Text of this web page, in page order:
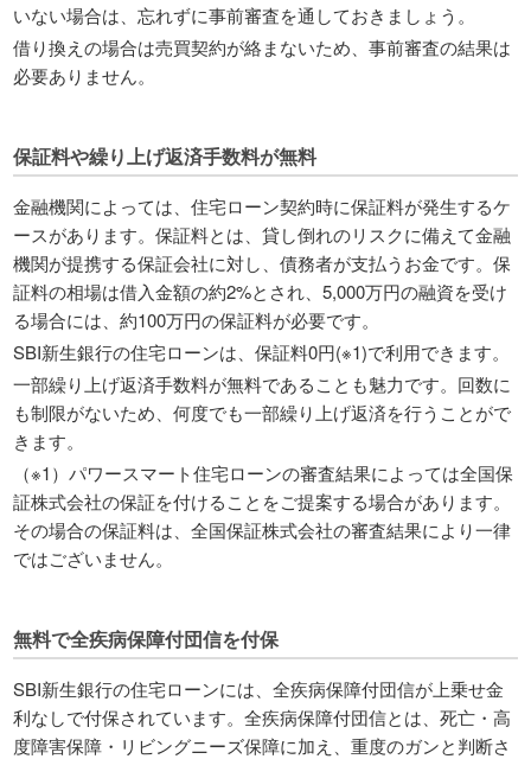
いない場合は、忘れずに事前審査を通しておきましょう。
借り換えの場合は売買契約が絡まないため、事前審査の結果は
必要ありません。
保証料や繰り上げ返済手数料が無料
金融機関によっては、住宅ローン契約時に保証料が発生するケ
ースがあります。保証料とは、貸し倒れのリスクに備えて金融
機関が提携する保証会社に対し、債務者が支払うお金です。保
証料の相場は借入金額の約2%とされ、5,000万円の融資を受け
る場合には、約100万円の保証料が必要です。
SBI新生銀行の住宅ローンは、保証料0円(※1)で利用できます。
一部繰り上げ返済手数料が無料であることも魅力です。回数に
も制限がないため、何度でも一部繰り上げ返済を行うことがで
きます。
（※1）パワースマート住宅ローンの審査結果によっては全国保
証株式会社の保証を付けることをご提案する場合があります。
その場合の保証料は、全国保証株式会社の審査結果により一律
ではございません。
無料で全疾病保障付団信を付保
SBI新生銀行の住宅ローンには、全疾病保障付団信が上乗せ金
利なしで付保されています。全疾病保障付団信とは、死亡・高
度障害保障・リビングニーズ保障に加え、重度のガンと判断さ